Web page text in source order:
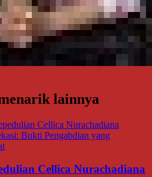
lainnya
Cellica Nurachadiana